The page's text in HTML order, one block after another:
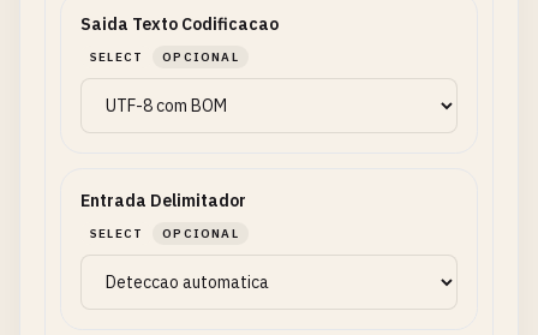
Saida Texto Codificacao
SELECT OPCIONAL
Entrada Delimitador
SELECT OPCIONAL